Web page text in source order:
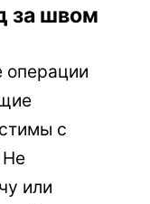
за швом
операции
с
Не
или